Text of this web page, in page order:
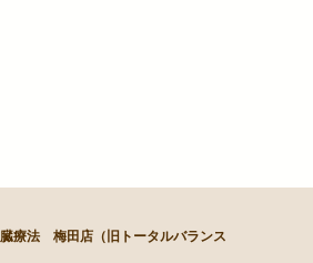
療法 梅田店（旧トータルバランス